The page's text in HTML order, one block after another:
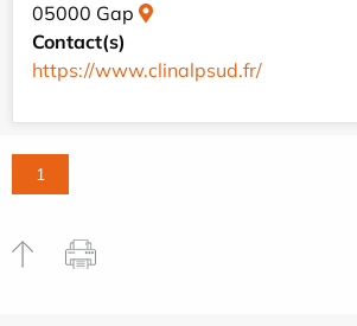
05000 Gap
Contact(s)
https://www.clinalpsud.fr/
1